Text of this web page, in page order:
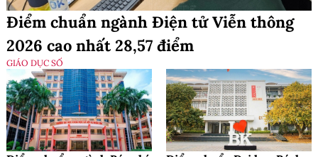
Điểm chuẩn ngành Điện tử Viễn thông
2026 cao nhất 28,57 điểm
GIÁO DỤC SỐ